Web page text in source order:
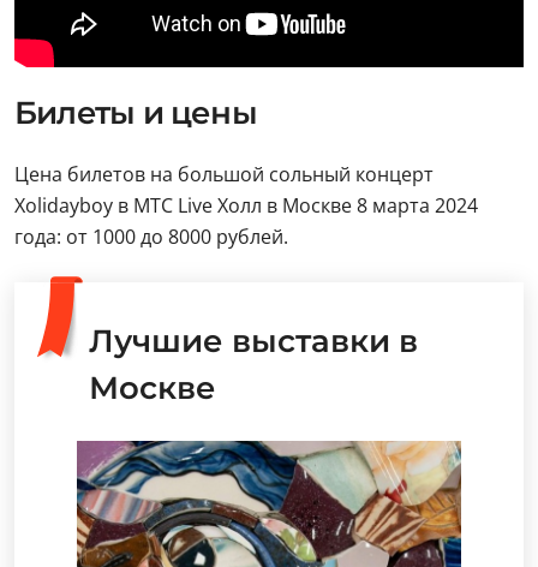
Билеты и цены
Цена билетов на большой сольный концерт
Xolidayboy в МТС Live Холл в Москве 8 марта 2024
года: от 1000 до 8000 рублей.
Лучшие выставки в
Москве